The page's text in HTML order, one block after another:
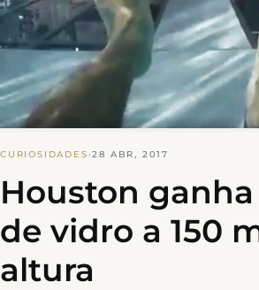
CURIOSIDADES·28 ABR, 2017
Houston
de vidro a 150
altura